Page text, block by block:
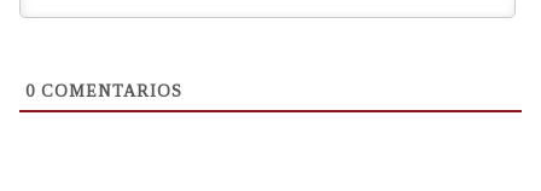
0 COMENTARIOS